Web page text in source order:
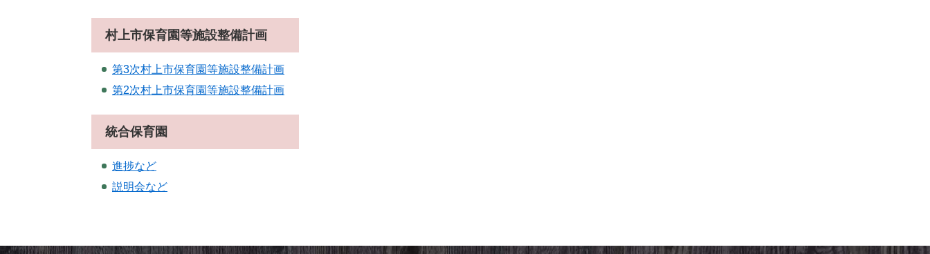
村上市保育園等施設整備計画
第3次村上市保育園等施設整備計画
第2次村上市保育園等施設整備計画
統合保育園
進捗など
説明会など